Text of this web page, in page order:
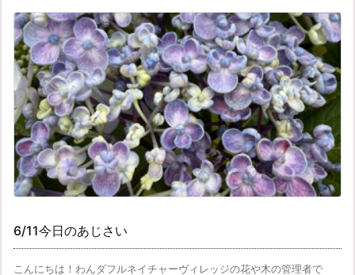
6/11今日のあじさい
こんにちは！わんダフルネイチャーヴィレッジの花や木の管理者で